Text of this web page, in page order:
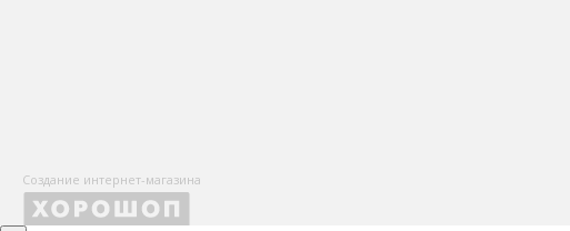
Создание интернет-магазина